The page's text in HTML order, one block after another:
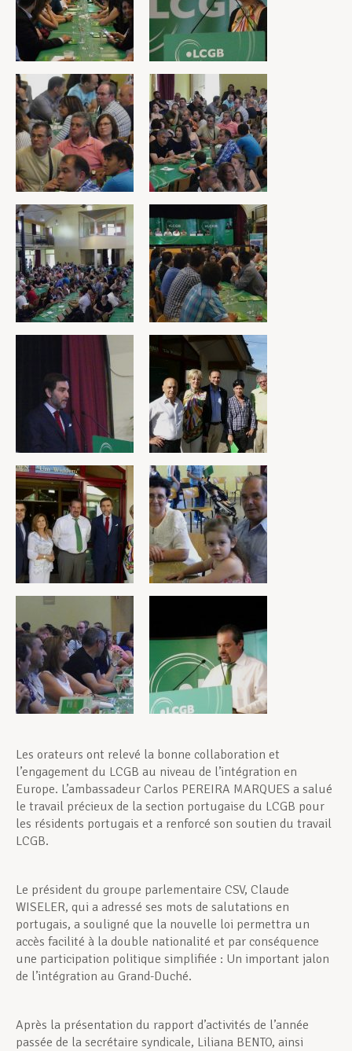
Les orateurs ont relevé la bonne collaboration et
l’engagement du LCGB au niveau de l’intégration en
Europe. L’ambassadeur Carlos PEREIRA MARQUES a salué
le travail précieux de la section portugaise du LCGB pour
les résidents portugais et a renforcé son soutien du travail
LCGB.
Le président du groupe parlementaire CSV, Claude
WISELER, qui a adressé ses mots de salutations en
portugais, a souligné que la nouvelle loi permettra un
accès facilité à la double nationalité et par conséquence
une participation politique simplifiée : Un important jalon
de l’intégration au Grand-Duché.
Après la présentation du rapport d’activités de l’année
passée de la secrétaire syndicale, Liliana BENTO, ainsi